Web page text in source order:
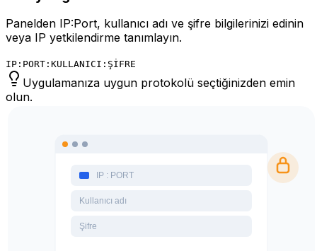
Panelden IP:Port, kullanıcı adı ve şifre bilgilerinizi edinin
veya IP yetkilendirme tanımlayın.
IP:PORT:KULLANICI:ŞİFRE
Uygulamanıza uygun protokolü seçtiğinizden emin
olun.